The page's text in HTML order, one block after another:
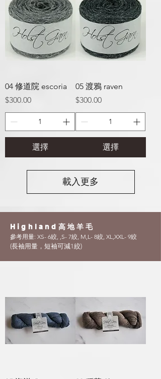
04 修道院 escoria
價格
$300.00
選擇
05 渡鴉 raven
價格
$300.00
選擇
載入更多
Highland高地羊毛
參考用量: XS- 6絞 , ,S- 7絞, M,L- 8絞, XL,XXL- 9絞
​(長袖用量，短袖可減1絞)